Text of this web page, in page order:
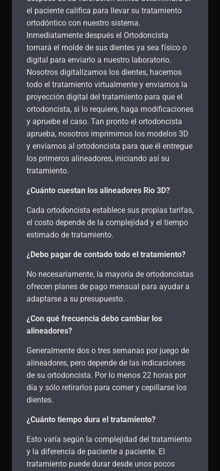
el paciente califica para llevar su tratamiento
ortodóntico con nuestro sistema.
Inmediatamente después el Ortodoncista
tomará el molde de sus dientes ya sea físico o
digital para enviarlo a nuestro laboratorio.
Nosotros digitalizamos los dientes, hacemos
todo el tratamiento virtualmente y enviamos la
proyección digital del tratamiento para que el
ortodoncista, si lo requiere, haga modificaciones
y apruebe el caso. Tan pronto el ortodoncista
aprueba, nosotros imprimimos los modelos 3D
y enviamos al ortodoncista para que él entregue
los primeros alineadores, iniciando así su
tratamiento.
¿Cuánto cuestan los alineadores Rio 3D?
Cada ortodoncista establece sus propias tarifas,
el costo depende de la complejidad y el tiempo
estimado de tratamiento.
¿Debo pagar de contado todo el tratamiento?
No necesariamente, la mayoría de ortodoncistas
ofrecen planes de pago mensual para ayudar a
adaptarse a su presupuesto.
¿Con qué frecuencia debo cambiar los
alineadores?
Generalmente dos o tres semanas por juego de
alineadores, pero depende de las indicaciones
de su ortodoncista. Por lo menos 22 horas por
día y sólo retirarlos para comer y cepillarse los
dientes.
¿Cuánto tiempo dura el tratamiento?
Esto varía según la complejidad del tratamiento
y la diferencia de paciente a paciente. El
tratamiento puede durar desde unos pocos